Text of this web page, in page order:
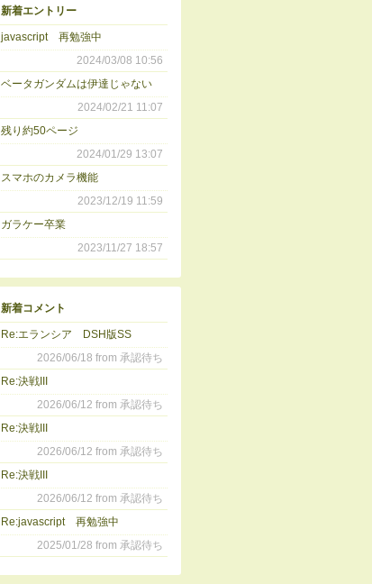
新着エントリー
javascript 再勉強中
2024/03/08 10:56
ベータガンダムは伊達じゃない
2024/02/21 11:07
残り約50ページ
2024/01/29 13:07
スマホのカメラ機能
2023/12/19 11:59
ガラケー卒業
2023/11/27 18:57
新着コメント
Re:エランシア DSH版SS
2026/06/18 from 承認待ち
Re:決戦III
2026/06/12 from 承認待ち
Re:決戦III
2026/06/12 from 承認待ち
Re:決戦III
2026/06/12 from 承認待ち
Re:javascript 再勉強中
2025/01/28 from 承認待ち